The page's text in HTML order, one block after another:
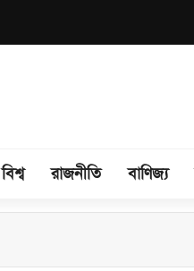
বিশ্ব রাজনীতি বাণিজ্য